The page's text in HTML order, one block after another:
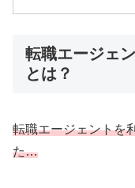
転職エージェ
とは？
転職エージェントを
た…